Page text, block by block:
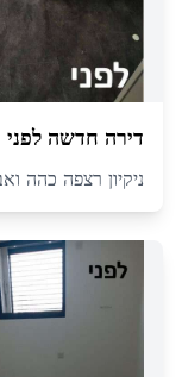
דירה חדשה לפני
ניקיון רצפה כהה